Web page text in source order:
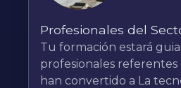
Profesionales del
Tu formación estará
profesionales
han convertido a La